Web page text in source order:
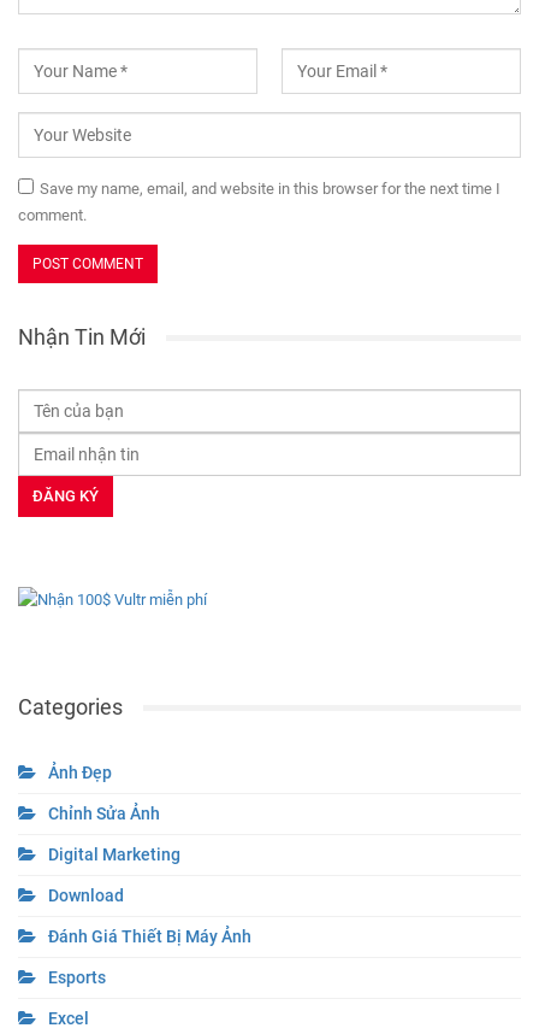
Save my name, email, and website in this browser for the next time I
comment.
Nhận Tin Mới
Categories
Ảnh Đẹp
Chỉnh Sửa Ảnh
Digital Marketing
Download
Đánh Giá Thiết Bị Máy Ảnh
Esports
Excel